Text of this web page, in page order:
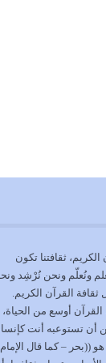
ثقافتنا تكون
ونُعلّم ونحن نُرْشِد
القرآن الكريم.
أوسع من الحياة،
أن تستوعبه أنت
((بحر – كما قال الإمام